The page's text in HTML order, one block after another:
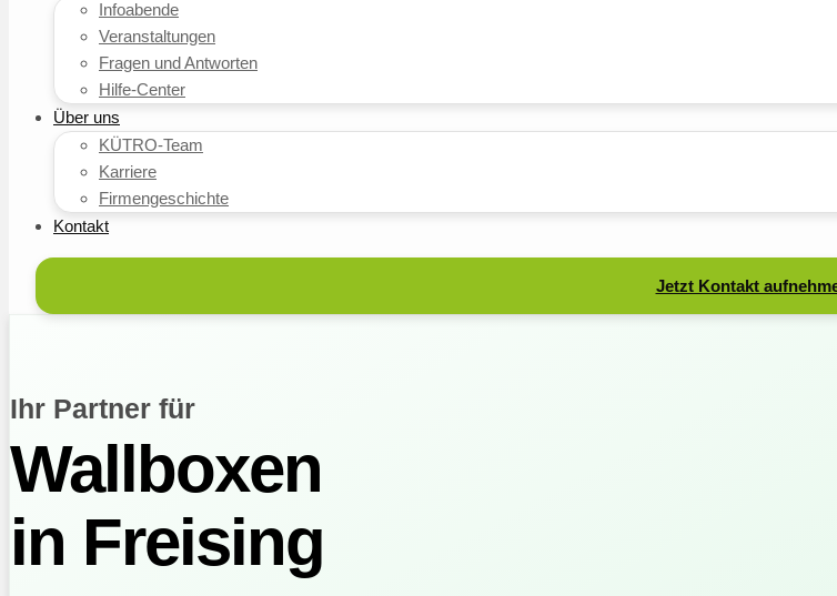
Infoabende
Veranstaltungen
Fragen und Antworten
Hilfe-Center
Über uns
KÜTRO-Team
Karriere
Firmengeschichte
Kontakt
Jetzt Kontakt
Ihr Partner für
Wallboxen
in Freising